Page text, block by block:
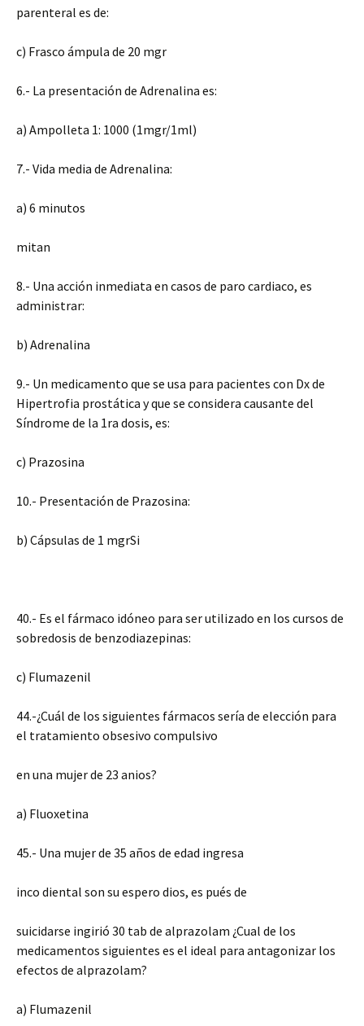
parenteral es de:
c) Frasco ámpula de 20 mgr
6.- La presentación de Adrenalina es:
a) Ampolleta 1: 1000 (1mgr/1ml)
7.- Vida media de Adrenalina:
a) 6 minutos
mitan
8.- Una acción inmediata en casos de paro cardiaco, es
administrar:
b) Adrenalina
9.- Un medicamento que se usa para pacientes con Dx de
Hipertrofia prostática y que se considera causante del
Síndrome de la 1ra dosis, es:
c) Prazosina
10.- Presentación de Prazosina:
b) Cápsulas de 1 mgrSi
40.- Es el fármaco idóneo para ser utilizado en los cursos de
sobredosis de benzodiazepinas:
c) Flumazenil
44.-¿Cuál de los siguientes fármacos sería de elección para
el tratamiento obsesivo compulsivo
en una mujer de 23 anios?
a) Fluoxetina
45.- Una mujer de 35 años de edad ingresa
inco diental son su espero dios, es pués de
suicidarse ingirió 30 tab de alprazolam ¿Cual de los
medicamentos siguientes es el ideal para antagonizar los
efectos de alprazolam?
a) Flumazenil